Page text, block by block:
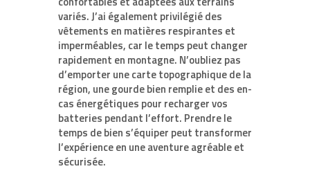
variés. J’ai également privilégié des
vêtements en matières respirantes et
imperméables, car le temps peut changer
rapidement en montagne. N’oubliez pas
d’emporter unecarte topographiquede la
région, une gourde bien remplie et des en-
cas énergétiques pour recharger vos
batteries pendant l’effort. Prendre le
temps de bien s’équiper peut transformer
l’expérience en une aventure agréable et
sécurisée.